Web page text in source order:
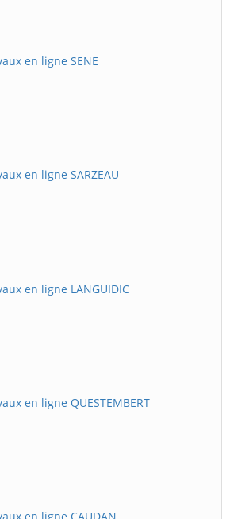
en ligne SENE
en ligne SARZEAU
en ligne LANGUIDIC
en ligne QUESTEMBERT